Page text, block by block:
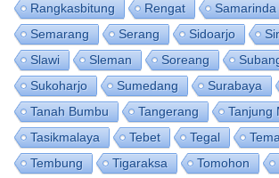
Rangkasbitung
Rengat Samarinda
Semarang
Serang Sidoarjo
Slawi
Sleman Soreang
Sukoharjo
Sumedang Surabaya
Tanah Bumbu
Tangerang
Tanjung
Tasikmalaya
Tebet Tegal
Tembung
Tigaraksa Tomohon